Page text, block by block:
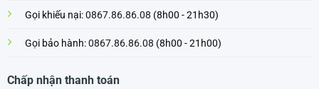
Gọi khiếu nại:0867.86.86.08 (8h00 - 21h30)
Gọi bảo hành:0867.86.86.08 (8h00 - 21h00)
Chấp nhận thanh toán